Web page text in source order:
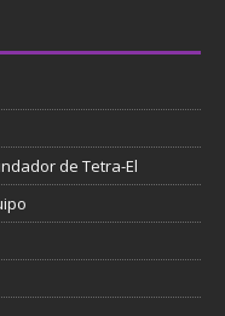
de Tetra-El